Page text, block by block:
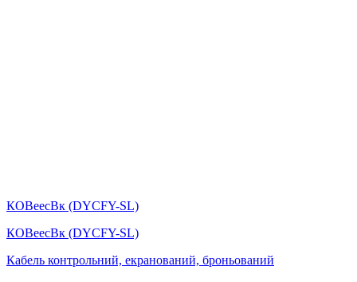
КОВеесВк (DYСFY-SL)
КОВеесВк (DYСFY-SL)
Кабель контрольний, екранований, броньований